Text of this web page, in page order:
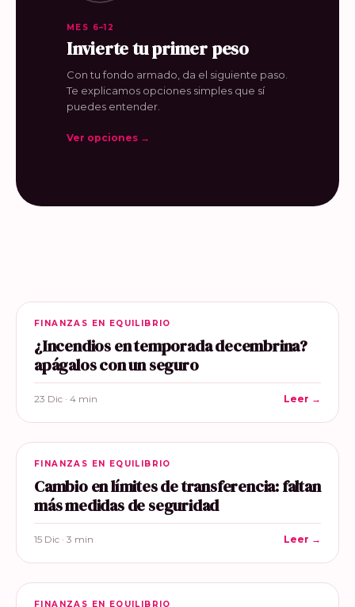
MES 6–12
Invierte tu primer peso
Con tu fondo armado, da el siguiente paso.
Te explicamos opciones simples que sí
puedes entender.
Ver opciones →
FINANZAS EN EQUILIBRIO
¿Incendios en temporada decembrina?
apágalos con un seguro
23 Dic · 4 min Leer →
FINANZAS EN EQUILIBRIO
Cambio en límites de transferencia: faltan
más medidas de seguridad
15 Dic · 3 min Leer →
FINANZAS EN EQUILIBRIO